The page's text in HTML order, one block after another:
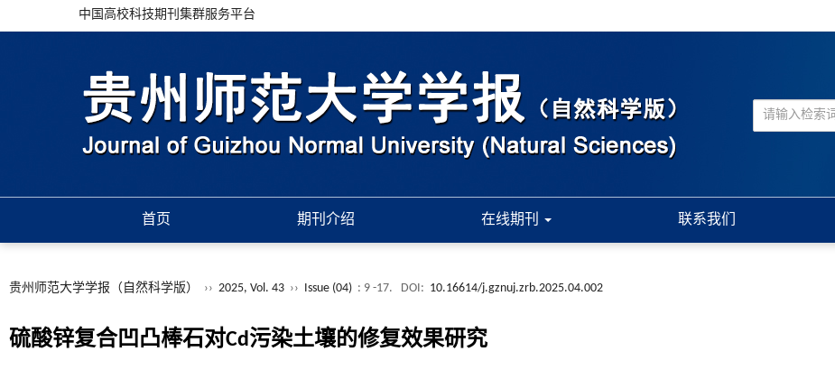
中国高校科技期刊集群服务平台
首页 期刊介绍 在线期刊 联系我们
贵州师范大学学报（自然科学版） ›› 2025, Vol. 43 ›› Issue (04) : 9 -17. DOI: 10.16614/j.gznuj.zrb.2025.04.002
硫酸锌复合凹凸棒石对Cd污染土壤的修复效果研究